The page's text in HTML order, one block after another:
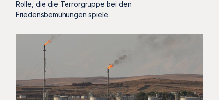
Rolle, die die Terrorgruppe bei den
Friedensbemühungen spiele.